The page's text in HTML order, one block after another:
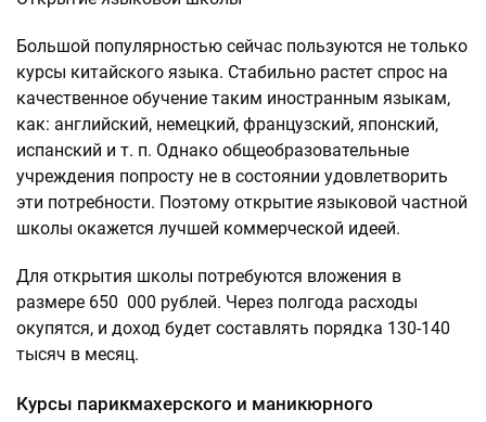
Большой популярностью сейчас пользуются не только
курсы китайского языка. Стабильно растет спрос на
качественное обучение таким иностранным языкам,
как: английский, немецкий, французский, японский,
испанский и т. п. Однако общеобразовательные
учреждения попросту не в состоянии удовлетворить
эти потребности. Поэтому открытие языковой частной
школы окажется лучшей коммерческой идеей.
Для открытия школы потребуются вложения в
размере 650 000 рублей. Через полгода расходы
окупятся, и доход будет составлять порядка 130-140
тысяч в месяц.
Курсы парикмахерского и маникюрного